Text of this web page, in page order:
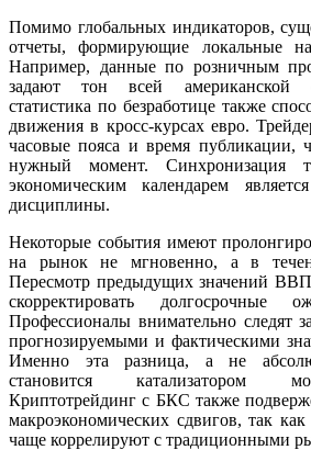
Помимо глобальных индикаторов,
отчеты, формирующие локальные
Например, данные по розничным
задают тон всей американской
статистика по безработице также
движения в кросс-курсах евро.
часовые пояса и время публикации,
нужный момент. Синхронизация
экономическим календарем
дисциплины.
Некоторые события имеют
на рынок не мгновенно, а в
Пересмотр предыдущих значений
скорректировать долгосрочные
Профессионалы внимательно следят
прогнозируемыми и фактическими
Именно эта разница, а не
становится катализатором
Криптотрейдинг с БКС также
макроэкономических сдвигов, так
чаще коррелируют с традиционными